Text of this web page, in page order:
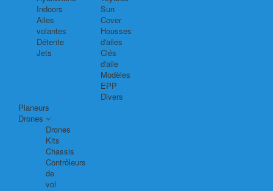
Indoors
Ailes
volantes
Détente
Jets
Sun
Cover
Housses
d'ailes
Clés
d'aile
Modèles
EPP
Divers
Planeurs
Drones
Drones
Kits
Chassis
Contrôleurs
de
vol